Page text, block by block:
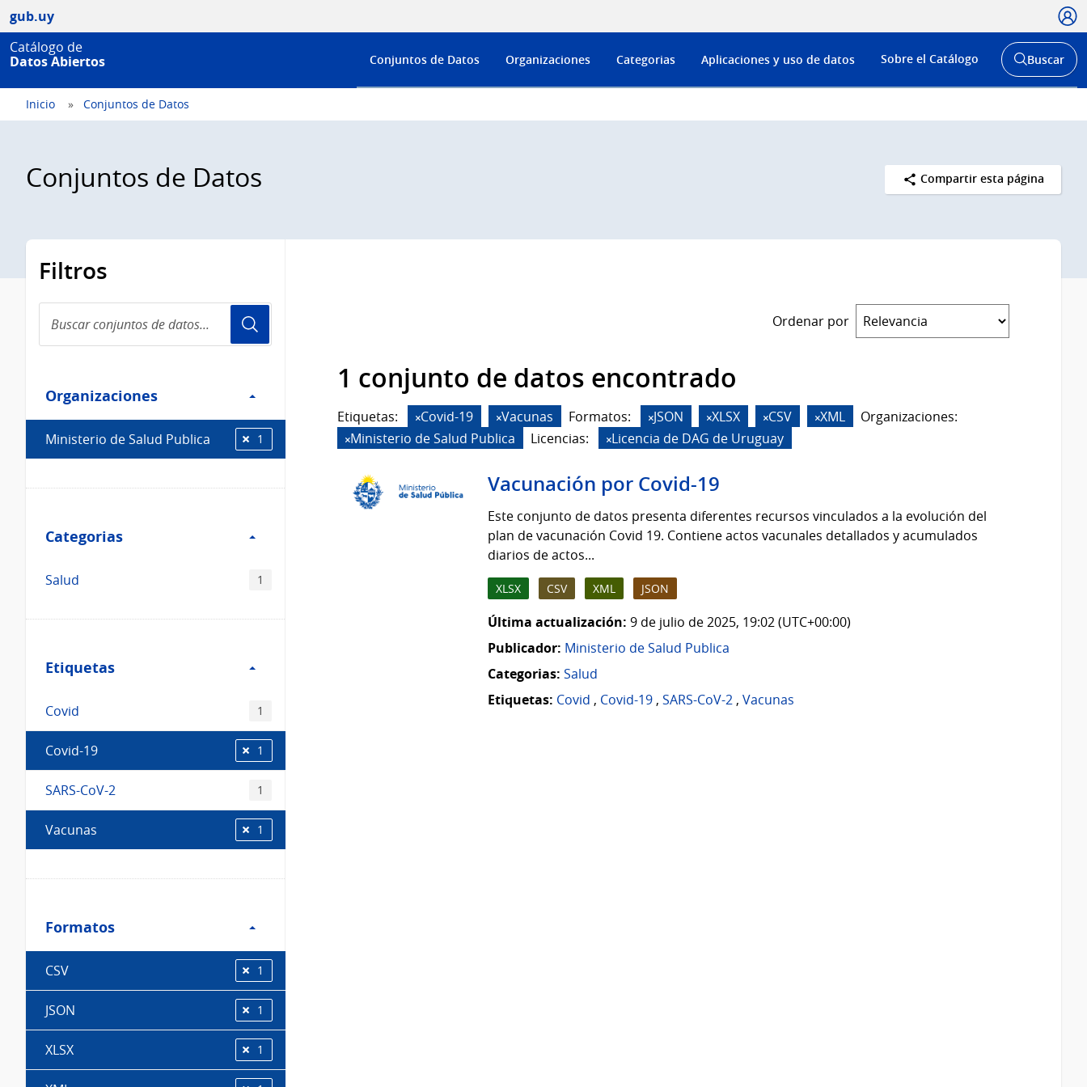
gub.uy
Catálogo de
Datos Abiertos
Menú
de
Conjuntos de Datos Organizaciones Categorias Aplicaciones y uso de datos Sobre el Catálogo
Abrir
buscador
Buscar
Inicio Conjuntos de Datos
Conjuntos de Datos Compartir esta página
Filtros
conjuntos
de
Organizaciones
Organizaciones
Ministerio de Salud Publica 1
Categorias
Categorias
Salud 1
Etiquetas
Etiquetas
Covid 1
Covid-19 1
SARS-CoV-2 1
Vacunas 1
Formatos
Formatos
CSV 1
JSON 1
XLSX 1
Ordenar por
1 conjunto de datos encontrado
Etiquetas: Covid-19 Vacunas Formatos: JSON XLSX CSV XML
Organizaciones:
Ministerio de Salud Publica
Licencias: Licencia de DAG de Uruguay
Vacunación por Covid-19
Este conjunto de datos presenta diferentes recursos vinculados a la evolución del
plan de vacunación Covid 19. Contiene actos vacunales detallados y acumulados
diarios de actos...
XLSX CSV XML JSON
Última actualización: 9 de julio de 2025, 19:02 (UTC+00:00)
Publicador: Ministerio de Salud Publica
Categorias: Salud
Etiquetas: Covid , Covid-19, SARS-CoV-2, Vacunas